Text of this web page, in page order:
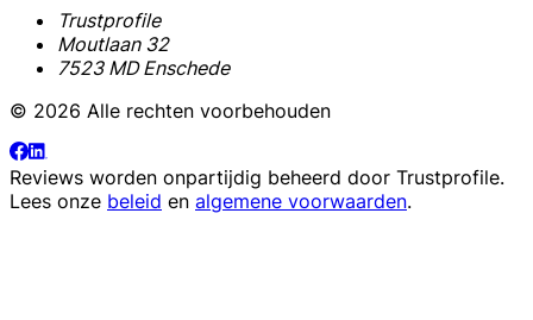
Trustprofile
Moutlaan 32
7523 MD Enschede
© 2026 Alle rechten voorbehouden
Reviews worden onpartijdig beheerd door Trustprofile.
Lees onze beleid en algemene voorwaarden.